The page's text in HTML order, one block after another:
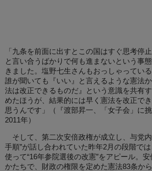
「九条を前面に出すとこの国はすぐ思考停
と言い合うばかりで何も進まないという事
きました。塩野七生さんもおっしゃってい
誰が聞いても『いい』と言えるような憲法
法は改正できるものだ』という意識を共有
めたほうが、結果的には早く憲法を改正で
思うんです」（『渡部昇一、「女子会」に挑
2011年）
そして、第二次安倍政権が成立し、与党
手順”が話し合われていた昨年2月の段階で
使って“16年参院選後の改憲”をアピール。
かたちで、財政の権限を定めた憲法83条か